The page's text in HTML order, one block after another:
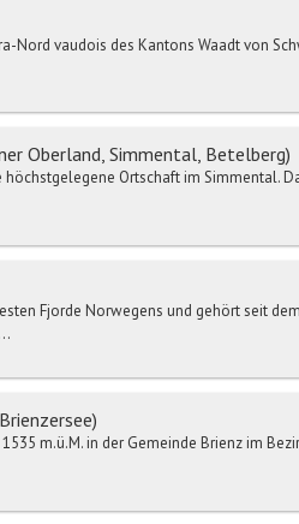
Nord vaudois des Kantons Waadt von
Oberland, Simmental, Betelberg)
höchstgelegene Ortschaft im Simmental.
Fjorde Norwegens und gehört seit
m.ü.M. in der Gemeinde Brienz im